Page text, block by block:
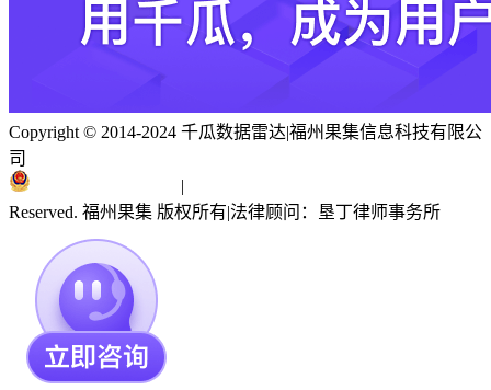
Copyright © 2014-2024 千瓜数据雷达|福州果集信息科技有限公
司
|
Reserved. 福州果集 版权所有|法律顾问：垦丁律师事务所